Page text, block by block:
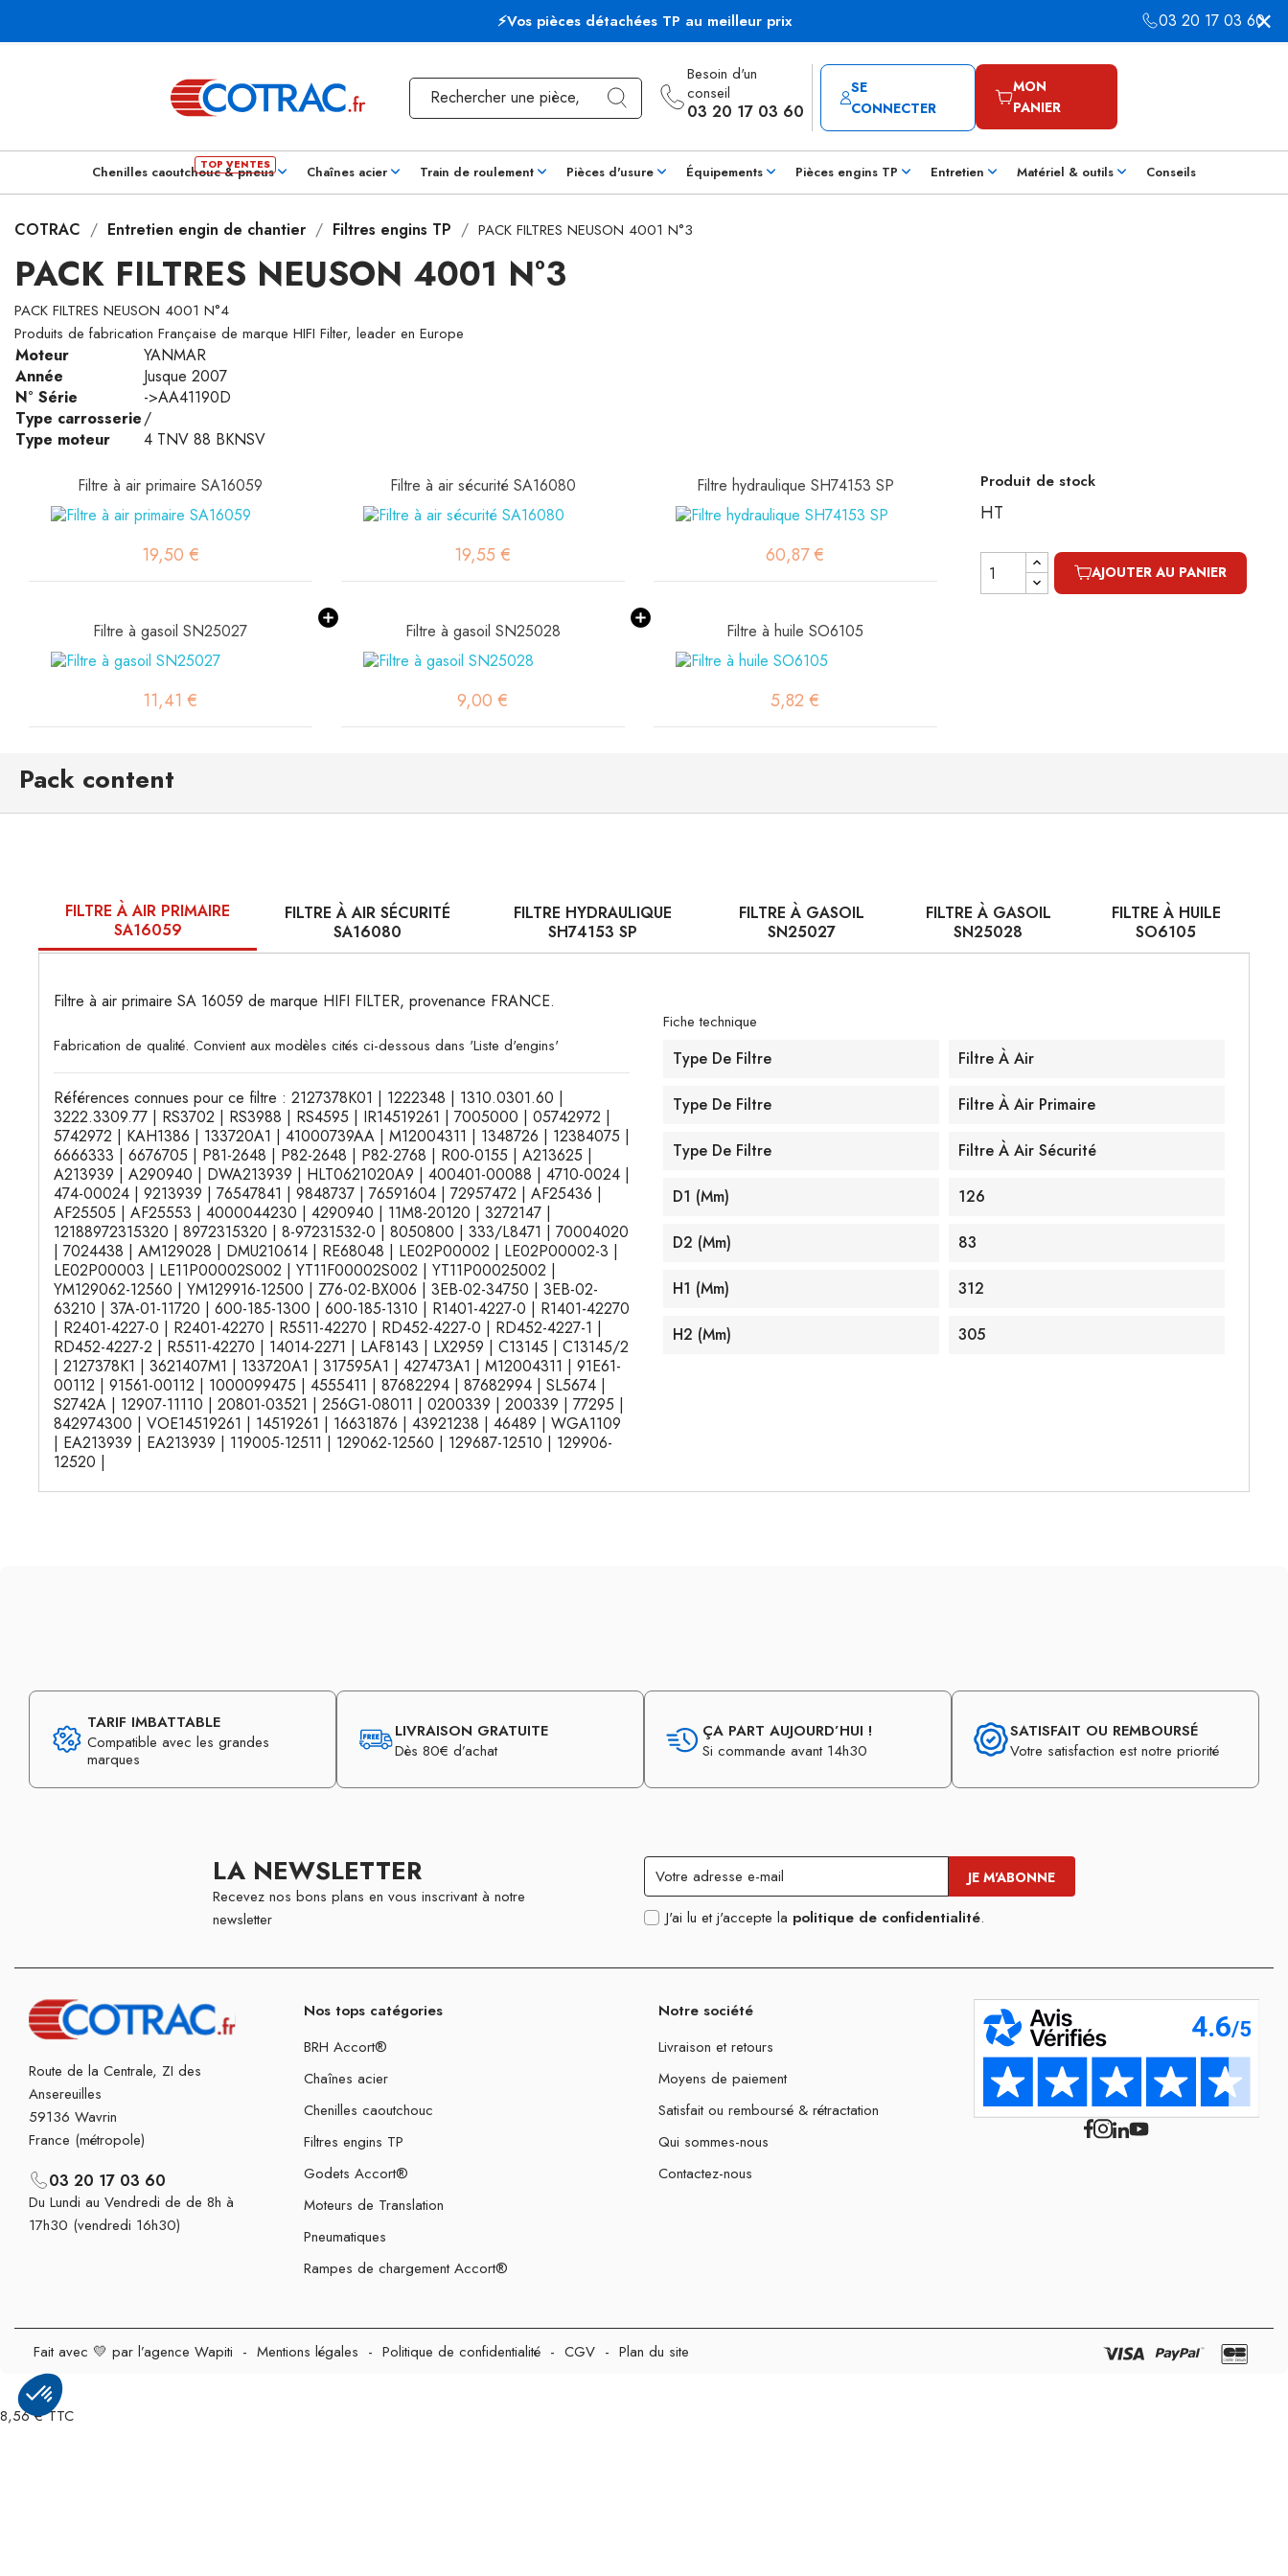
⚡Vos pièces détachées TP au meilleur prix 03 20 17 03 60
Besoin d'un
conseil
03 20 17 03 60
SE
CONNECTER
MON
PANIER
Chenilles caoutchouc & pneus Chaînes acier Train de roulement Pièces d'usure Équipements Pièces engins TP Entretien Matériel & outils Conseils
COTRAC Entretien engin de chantier Filtres engins TP PACK FILTRES NEUSON 4001 N°3
PACK FILTRES NEUSON 4001 N°3
PACK FILTRES NEUSON 4001 N°4
Produits de fabrication Française de marque HIFI Filter, leader en Europe
Moteur
YANMAR
Année
Jusque 2007
N° Série
->AA41190D
Type carrosserie/
Type moteur
4 TNV 88 BKNSV
Filtre à air primaire SA16059
19,50 €
Filtre à air sécurité SA16080
19,55 €
Filtre hydraulique SH74153 SP
60,87 €
Filtre à gasoil SN25027
11,41 €
Filtre à gasoil SN25028
9,00 €
Filtre à huile SO6105
5,82 €
Produit de stock
HT
AJOUTER AU PANIER
Pack content
FILTRE À AIR PRIMAIRE
SA16059
FILTRE À AIR SÉCURITÉ
SA16080
FILTRE HYDRAULIQUE
SH74153 SP
FILTRE À GASOIL
SN25027
FILTRE À GASOIL
SN25028
FILTRE À HUILE
SO6105
Filtre à air primaire SA 16059 de marque HIFI FILTER, provenance FRANCE.
Fabrication de qualité. Convient aux modèles cités ci-dessous dans 'Liste d'engins'
Références connues pour ce filtre : 2127378K01 | 1222348 | 1310.0301.60 |
3222.3309.77 | RS3702 | RS3988 | RS4595 | IR14519261 | 7005000 | 05742972 |
5742972 | KAH1386 | 133720A1 | 41000739AA | M12004311 | 1348726 | 12384075 |
6666333 | 6676705 | P81-2648 | P82-2648 | P82-2768 | R00-0155 | A213625 |
A213939 | A290940 | DWA213939 | HLT0621020A9 | 400401-00088 | 4710-0024 |
474-00024 | 9213939 | 76547841 | 9848737 | 76591604 | 72957472 | AF25436 |
AF25505 | AF25553 | 4000044230 | 4290940 | 11M8-20120 | 3272147 |
12188972315320 | 8972315320 | 8-97231532-0 | 8050800 | 333/L8471 | 70004020
| 7024438 | AM129028 | DMU210614 | RE68048 | LE02P00002 | LE02P00002-3 |
LE02P00003 | LE11P00002S002 | YT11F00002S002 | YT11P00025002 |
YM129062-12560 | YM129916-12500 | Z76-02-BX006 | 3EB-02-34750 | 3EB-02-
63210 | 37A-01-11720 | 600-185-1300 | 600-185-1310 | R1401-4227-0 | R1401-42270
| R2401-4227-0 | R2401-42270 | R5511-42270 | RD452-4227-0 | RD452-4227-1 |
RD452-4227-2 | R5511-42270 | 14014-2271 | LAF8143 | LX2959 | C13145 | C13145/2
| 2127378K1 | 3621407M1 | 133720A1 | 317595A1 | 427473A1 | M12004311 | 91E61-
00112 | 91561-00112 | 1000099475 | 4555411 | 87682294 | 87682994 | SL5674 |
S2742A | 12907-11110 | 20801-03521 | 256G1-08011 | 0200339 | 200339 | 77295 |
842974300 | VOE14519261 | 14519261 | 16631876 | 43921238 | 46489 | WGA1109
| EA213939 | EA213939 | 119005-12511 | 129062-12560 | 129687-12510 | 129906-
12520 |
Fiche technique
Type De Filtre Filtre À Air
Type De Filtre Filtre À Air Primaire
Type De Filtre Filtre À Air Sécurité
D1 (mm) 126
D2 (mm) 83
H1 (mm) 312
H2 (mm) 305
TARIF IMBATTABLE
Compatible avec les grandes
marques
LIVRAISON GRATUITE
Dès 80€ d’achat
ÇA PART AUJOURD’HUI !
Si commande avant 14h30
SATISFAIT OU REMBOURSÉ
Votre satisfaction est notre priorité
LA NEWSLETTER
Recevez nos bons plans en vous inscrivant à notre
newsletter
J'ai lu et j'accepte la politique de confidentialité.
Route de la Centrale, ZI des
Ansereuilles
59136 Wavrin
France (métropole)
03 20 17 03 60
Du Lundi au Vendredi de de 8h à
17h30 (vendredi 16h30)
Nos tops catégories
BRH Accort®
Chaînes acier
Chenilles caoutchouc
Filtres engins TP
Godets Accort®
Moteurs de Translation
Pneumatiques
Rampes de chargement Accort®
Notre société
Livraison et retours
Moyens de paiement
Satisfait ou remboursé & rétractation
Qui sommes-nous
Contactez-nous
Fait avec 💛 par l’agence Wapiti - Mentions légales - Politique de confidentialité - CGV - Plan du site
8,56 € TTC